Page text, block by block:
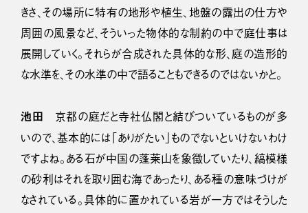
きさ、その場所に特有の地形や植生、地盤の露出の仕方や
周囲の風景など、そういった物体的な制約の中で庭仕事は
展開していく。それらが合成された具体的な形、庭の造形的
な水準を、その水準の中で語ることもできるのではないかと。
池田 京都の庭だと寺社仏閣と結びついているものが多
いので、基本的には「ありがたい」ものでないといけないわけ
ですよね。ある石が中国の蓬莱山を象徴していたり、縞模様
の砂利はそれを取り囲む海であったり、ある種の意味づけが
なされている。具体的に置かれている岩が一方ではそうした